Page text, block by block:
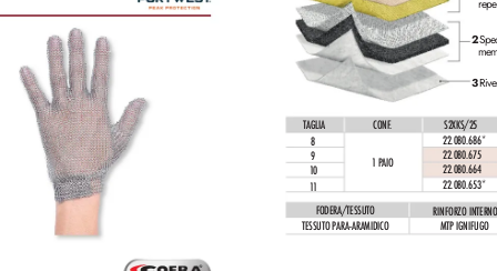
FODERA/TESSUTO RINFORZO INTERNO
TESSUTO PARA-ARAMIDICO MTP IGNIFUGO
TAGLIA CONF. S2XKS/25
8
1 PAIO
22.080.686*
9
22.080.675
10 22.080.664
11
22.080.653*
2
3